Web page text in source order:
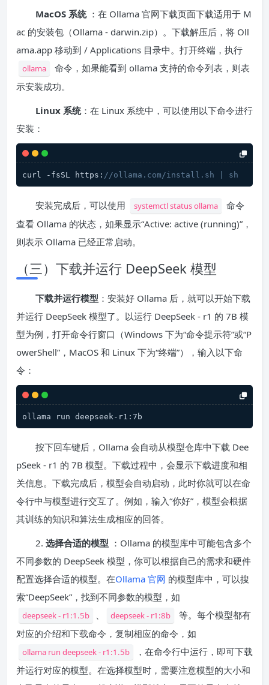
MacOS 系统 ：在 Ollama 官网下载页面下载适用于 M
ac 的安装包（Ollama - darwin.zip）。下载解压后，将 Oll
ama.app 移动到 / Applications 目录中。打开终端，执行
ollama
命令，如果能看到 ollama 支持的命令列表，则表
示安装成功。
Linux 系统：在 Linux 系统中，可以使用以下命令进行
安装：
curl -fsSL https: //ollama.com/install.sh | sh
安装完成后，可以使用 systemctl status ollama
命令
查看 Ollama 的状态，如果显示“Active: active (running)”，
则表示 Ollama 已经正常启动。
（三）下载并运行 DeepSeek 模型
下载并运行模型 ：安装好 Ollama 后，就可以开始下载
并运行 DeepSeek 模型了。以运行 DeepSeek - r1 的 7B 模
型为例，打开命令行窗口（Windows 下为“命令提示符”或“P
owerShell”，MacOS 和 Linux 下为“终端”），输入以下命
令：
ollama run deepseek-r1:7b
按下回车键后，Ollama 会自动从模型仓库中下载 Dee
pSeek - r1 的 7B 模型。下载过程中，会显示下载进度和相
关信息。下载完成后，模型会自动启动，此时你就可以在命
令行中与模型进行交互了。例如，输入“你好”，模型会根据
其训练的知识和算法生成相应的回答。
2. 选择合适的模型 ：Ollama 的模型库中可能包含多个
不同参数的 DeepSeek 模型，你可以根据自己的需求和硬件
配置选择合适的模型。在Ollama 官网 的模型库中，可以搜
索“DeepSeek”，找到不同参数的模型，如
deepseek - r1:1.5b 、 deepseek - r1:8b
等。每个模型都有
对应的介绍和下载命令，复制相应的命令，如
ollama run deepseek - r1:1.5b
，在命令行中运行，即可下载
并运行对应的模型。在选择模型时，需要注意模型的大小和